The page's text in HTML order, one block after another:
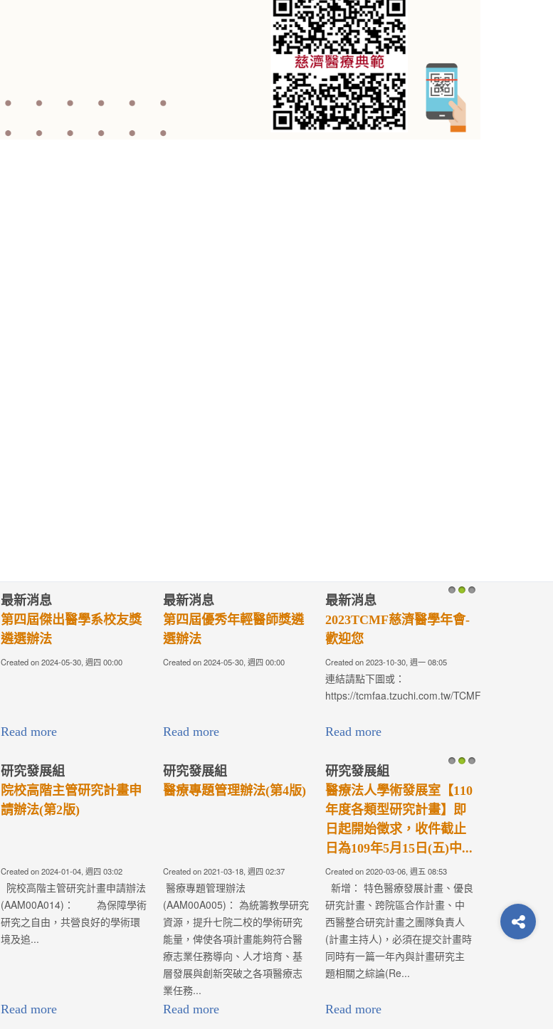
最新消息
第四屆傑出醫學系校友獎
遴選辦法
Created on 2024-05-30, 週四 00:00
Read more
最新消息
第四屆優秀年輕醫師獎遴
選辦法
Created on 2024-05-30, 週四 00:00
Read more
最新消息
2023TCMF慈濟醫學年會-
歡迎您
Created on 2023-10-30, 週一 08:05
連結請點下圖或：
https://tcmfaa.tzuchi.com.tw/TCMF2023/
Read more
研究發展組
院校高階主管研究計畫申
請辦法(第2版)
Created on 2024-01-04, 週四 03:02
院校高階主管研究計畫申請辦法
(AAM00A014)： 為保障學術
研究之自由，共營良好的學術環
境及追...
Read more
研究發展組
醫療專題管理辦法(第4版)
Created on 2021-03-18, 週四 02:37
醫療專題管理辦法
(AAM00A005)： 為統籌教學研究
資源，提升七院二校的學術研究
能量，俾使各項計畫能夠符合醫
療志業任務導向、人才培育、基
層發展與創新突破之各項醫療志
業任務...
Read more
研究發展組
醫療法人學術發展室【110
年度各類型研究計畫】即
日起開始徵求，收件截止
日為109年5月15日(五)中...
Created on 2020-03-06, 週五 08:53
新增： 特色醫療發展計畫、優良
研究計畫、跨院區合作計畫、中
西醫整合研究計畫之團隊負責人
(計畫主持人)，必須在提交計畫時
同時有一篇一年內與計畫研究主
題相關之綜論(Re...
Read more